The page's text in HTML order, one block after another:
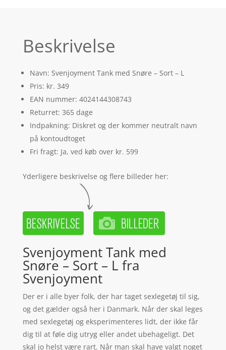
Beskrivelse
Navn: Svenjoyment Tank med Snøre – Sort – L
Pris: kr. 349
EAN nummer: 4024144308743
Returret: 365 dage
Indpakning: Diskret og der kommer neutralt navn
på kontoudtoget
Fri fragt: Ja, ved køb over kr. 599
Yderligere beskrivelse og flere billeder her:
Svenjoyment Tank med
Snøre – Sort – L fra
Svenjoyment
Der er i alle byer folk, der har taget sexlegetøj til sig,
og det gælder også her i Danmark. Når der skal leges
med sexlegetøj og eksperimenteres lidt, der ikke får
dig til at føle dig utryg eller andet ubehageligt. Det
skal jo helst være rart. Når man skal have valgt noget